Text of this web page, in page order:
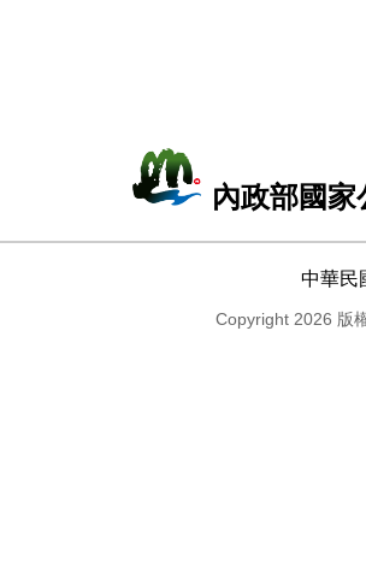
內政部國
中華民
Copyright 2026 版